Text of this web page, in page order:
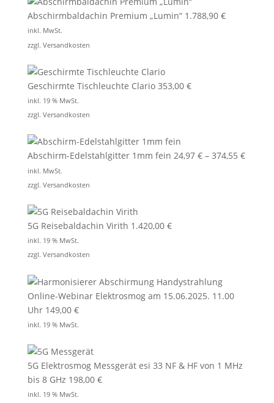
Abschirmbaldachin Premium „Lumin“ 1.788,90 €
inkl. MwSt.
zzgl. Versandkosten
Geschirmte Tischleuchte Clario 353,00 €
inkl. 19 % MwSt.
zzgl. Versandkosten
Abschirm-Edelstahlgitter 1mm fein 24,97 €– 374,55 €
inkl. MwSt.
zzgl. Versandkosten
5G Reisebaldachin Virith 1.420,00 €
inkl. 19 % MwSt.
zzgl. Versandkosten
Online-Webinar Elektrosmog am 15.06.2025. 11.00
Uhr 149,00 €
inkl. 19 % MwSt.
5G Elektrosmog Messgerät esi 33 NF & HF von 1 MHz
bis 8 GHz 198,00 €
inkl. 19 % MwSt.